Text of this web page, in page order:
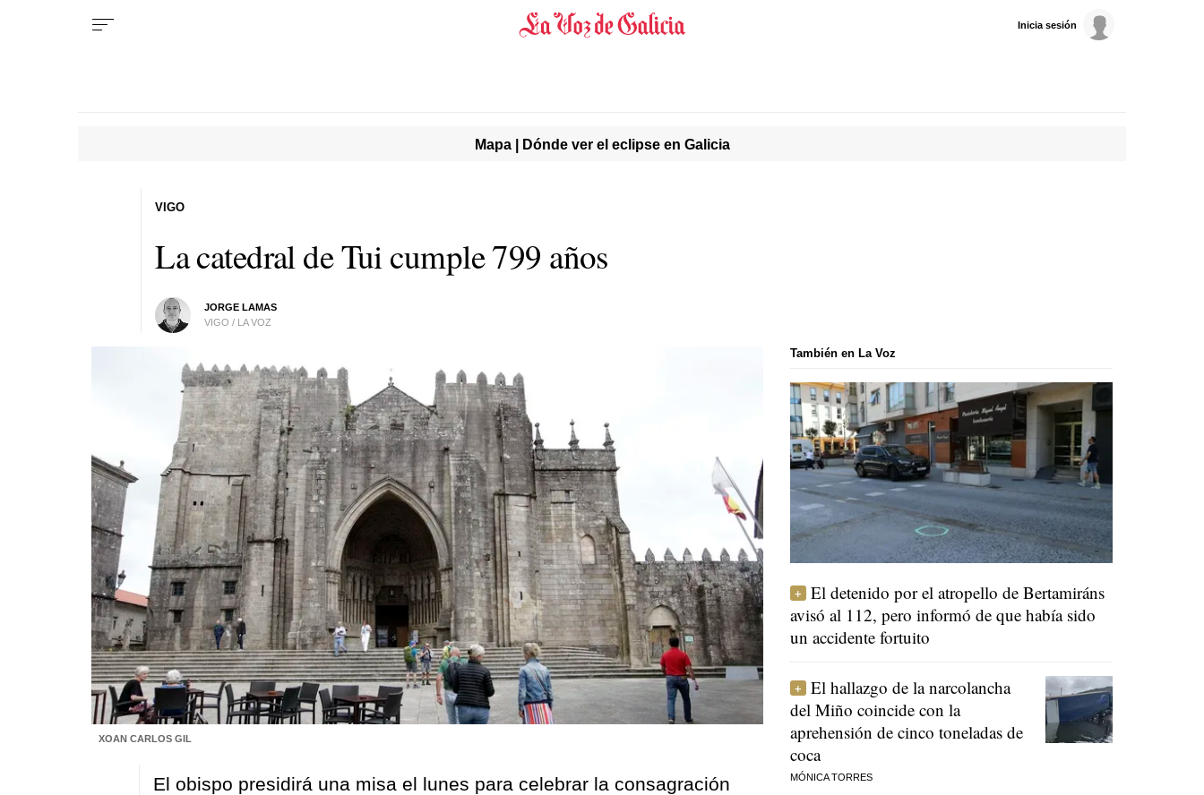
Inicia sesión
Mapa | Dónde ver el eclipse en Galicia
La catedral de Tui cumple 799 años
JORGE LAMAS
VIGO / LA VOZ
VIGO
XOAN CARLOS GIL
El obispo presidirá una misa el lunes para celebrar la consagración
También en La Voz
El detenido por el atropello de Bertamiráns
avisó al 112, pero informó de que había sido
un accidente fortuito
El hallazgo de la narcolancha
del Miño coincide con la
aprehensión de cinco toneladas de
coca
MÓNICA TORRES